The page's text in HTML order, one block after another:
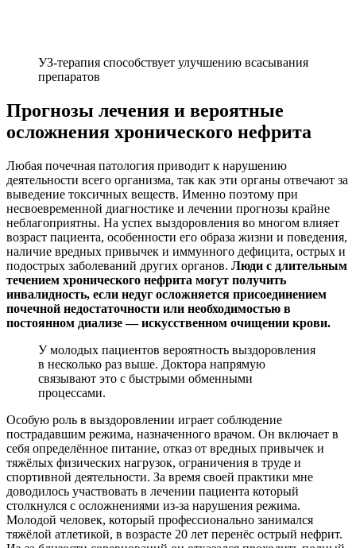
УЗ-терапия способствует улучшению всасывания
препаратов
Прогнозы лечения и вероятные
осложнения хронического нефрита
Любая почечная патология приводит к нарушению
деятельности всего организма, так как эти органы отвечают за
выведение токсичных веществ. Именно поэтому при
несвоевременной диагностике и лечении прогнозы крайне
неблагоприятны. На успех выздоровления во многом влияет
возраст пациента, особенности его образа жизни и поведения,
наличие вредных привычек и иммунного дефицита, острых и
подострых заболеваний других органов. Люди с длительным
течением хронического нефрита могут получить
инвалидность, если недуг осложняется присоединением
почечной недостаточности или необходимостью в
постоянном диализе — искусственном очищении крови.
У молодых пациентов вероятность выздоровления
в несколько раз выше. Доктора напрямую
связывают это с быстрыми обменными
процессами.
Особую роль в выздоровлении играет соблюдение
пострадавшим режима, назначенного врачом. Он включает в
себя определённое питание, отказ от вредных привычек и
тяжёлых физических нагрузок, ограничения в труде и
спортивной деятельности. За время своей практики мне
доводилось участвовать в лечении пациента который
столкнулся с осложнениями из-за нарушения режима.
Молодой человек, который профессионально занимался
тяжёлой атлетикой, в возрасте 20 лет перенёс острый нефрит.